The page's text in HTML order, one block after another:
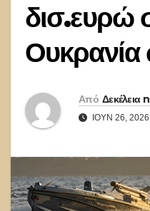
δισ.ευρώ
Από Δεκέλεια
ΙΟΎΝ 26, 2026